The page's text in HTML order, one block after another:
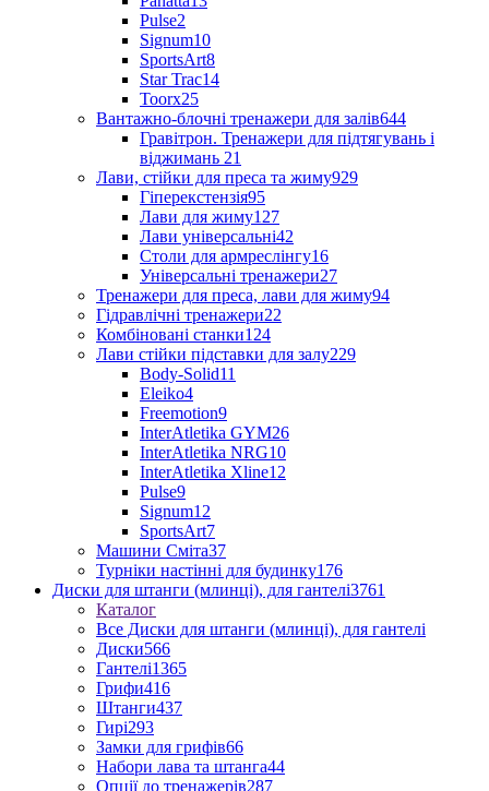
Pulse2
Signum10
SportsArt8
Star Trac14
Toorx25
Вантажно-блочні тренажери для залів644
Гравітрон. Тренажери для підтягувань і
віджимань 21
Лави, стійки для преса та жиму929
Гіперекстензія95
Лави для жиму127
Лави універсальні42
Столи для армреслінгу16
Універсальні тренажери27
Тренажери для преса, лави для жиму94
Гідравлічні тренажери22
Комбіновані станки124
Лави стійки підставки для залу229
Body-Solid11
Eleiko4
Freemotion9
InterAtletika GYM26
InterAtletika NRG10
InterAtletika Xline12
Pulse9
Signum12
SportsArt7
Машини Сміта37
Турніки настінні для будинку176
Диски для штанги (млинці), для гантелі3761
Каталог
Все Диски для штанги (млинці), для гантелі
Диски566
Гантелі1365
Грифи416
Штанги437
Гирі293
Замки для грифів66
Набори лава та штанга44
Опції до тренажерів287